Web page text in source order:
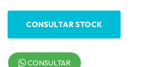
CONSULTAR STOCK
CONSULTAR